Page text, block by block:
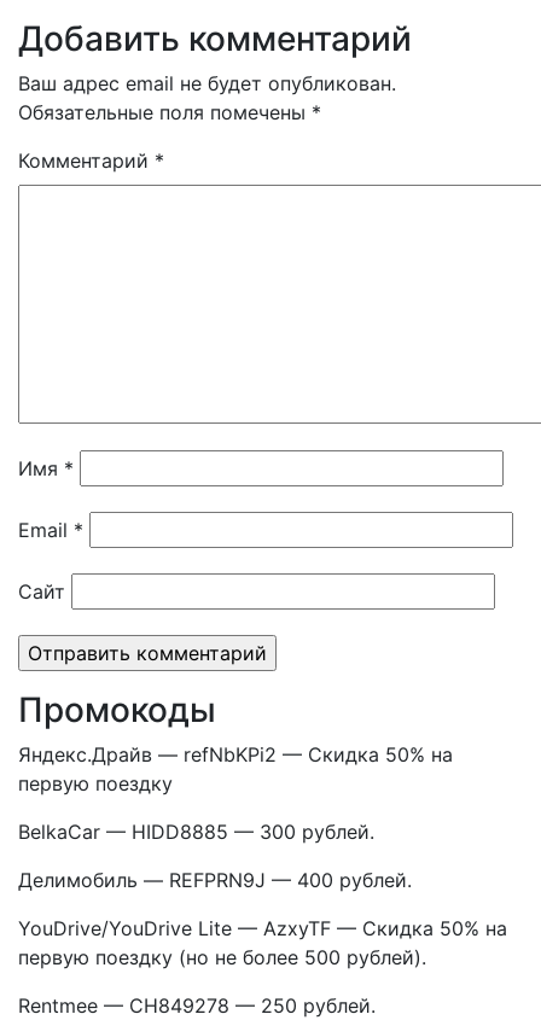
Добавить комментарий
Ваш адрес email не будет опубликован.
Обязательные поля помечены *
Комментарий *
Имя *
Email *
Сайт
Промокоды
Яндекс.Драйв — refNbKPi2 — Скидка 50% на
первую поездку
BelkaCar — HIDD8885 — 300 рублей.
Делимобиль — REFPRN9J — 400 рублей.
YouDrive/YouDrive Lite — AzxyTF — Скидка 50% на
первую поездку (но не более 500 рублей).
Rentmee — CH849278 — 250 рублей.